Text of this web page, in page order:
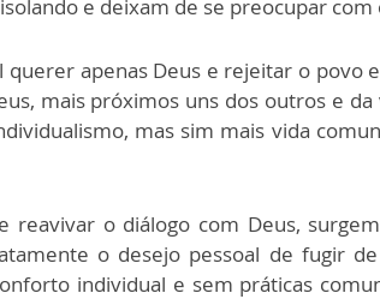
e deixam de se preocupar com
querer apenas Deus e rejeitar o povo
mais próximos uns dos outros e
mas sim mais vida
reavivar o diálogo com Deus,
o desejo pessoal de fugir
individual e sem práticas